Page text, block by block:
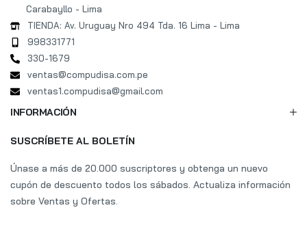
Carabayllo - Lima
TIENDA: Av. Uruguay Nro 494 Tda. 16 Lima - Lima
998331771
330-1679
ventas@compudisa.com.pe
ventas1.compudisa@gmail.com
INFORMACIÓN
SUSCRÍBETE AL BOLETÍN
Únase a más de 20.000 suscriptores y obtenga un nuevo
cupón de descuento todos los sábados. Actualiza información
sobre Ventas y Ofertas.